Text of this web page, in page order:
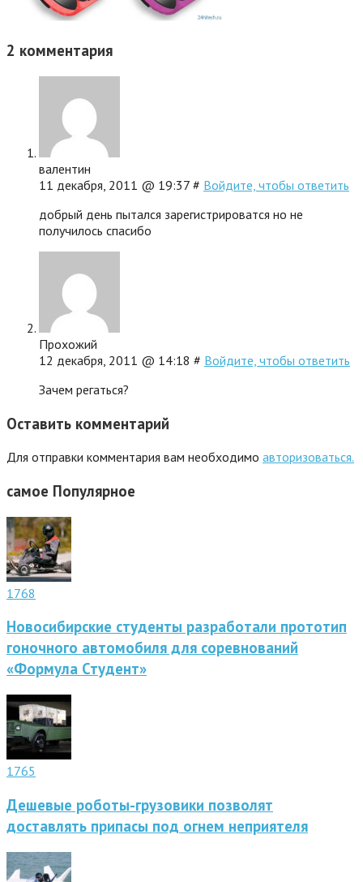
2 комментария
валентин
11 декабря, 2011 @ 19:37 # Войдите, чтобы ответить
добрый день пытался зарегистрироватся но не
получилось спасибо
Прохожий
12 декабря, 2011 @ 14:18 # Войдите, чтобы ответить
Зачем регаться?
Оставить комментарий
Для отправки комментария вам необходимо авторизоваться.
самое Популярное
1768
Новосибирские студенты разработали прототип
гоночного автомобиля для соревнований
«Формула Студент»
1765
Дешевые роботы-грузовики позволят
доставлять припасы под огнем неприятеля